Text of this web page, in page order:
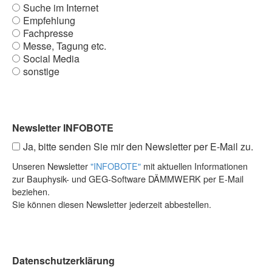
Suche im Internet
Empfehlung
Fachpresse
Messe, Tagung etc.
Social Media
sonstige
Newsletter INFOBOTE
Ja, bitte senden Sie mir den Newsletter per E-Mail zu.
Unseren Newsletter"INFOBOTE" mit aktuellen Informationen
zur Bauphysik- und GEG-Software DÄMMWERK per E-Mail
beziehen.
Sie können diesen Newsletter jederzeit abbestellen.
Datenschutzerklärung